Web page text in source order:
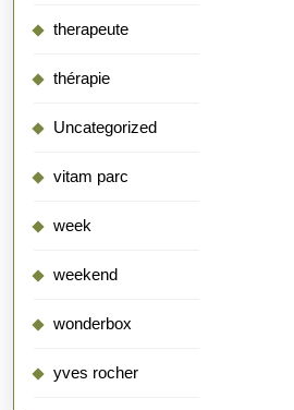
therapeute
thérapie
Uncategorized
vitam parc
week
weekend
wonderbox
yves rocher